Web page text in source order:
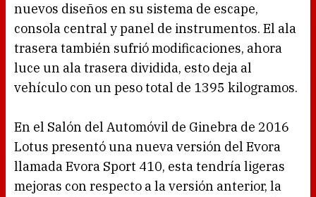
nuevos diseños en su sistema de escape,
consola central y panel de instrumentos. El ala
trasera también sufrió modificaciones, ahora
luce un ala trasera dividida, esto deja al
vehículo con un peso total de 1395 kilogramos.
En el Salón del Automóvil de Ginebra de 2016
Lotus presentó una nueva versión del Evora
llamada Evora Sport 410, esta tendría ligeras
mejoras con respecto a la versión anterior, la